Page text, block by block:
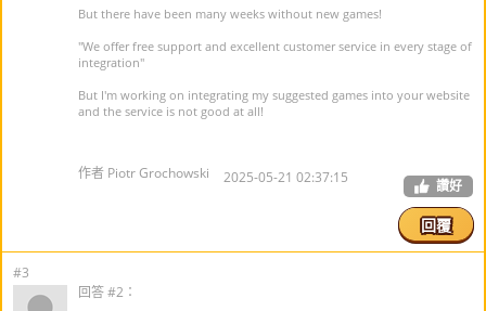
But there have been many weeks without new games!
"We offer free support and excellent customer service in every stage of
integration"
But I'm working on integrating my suggested games into your website
and the service is not good at all!
作者 Piotr Grochowski 2025-05-21 02:37:15 讚好
回覆
#3
回答 #2：